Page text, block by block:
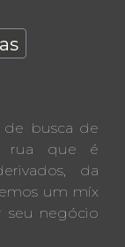
de busca de
rua que é
da
um míx
seu negócio